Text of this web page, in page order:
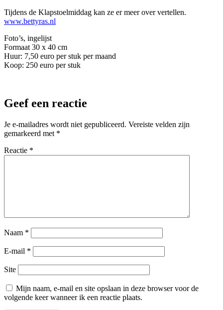
Tijdens de Klapstoelmiddag kan ze er meer over vertellen.
www.bettyras.nl
Foto’s, ingelijst
Formaat 30 x 40 cm
Huur: 7,50 euro per stuk per maand
Koop: 250 euro per stuk
Geef een reactie
Je e-mailadres wordt niet gepubliceerd. Vereiste velden zijn
gemarkeerd met *
Reactie *
Naam *
E-mail *
Site
Mijn naam, e-mail en site opslaan in deze browser voor de
volgende keer wanneer ik een reactie plaats.